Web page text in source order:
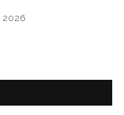
2026